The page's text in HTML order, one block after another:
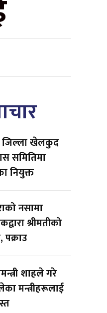
जिल्ला खेलकुद
समितिमा
नियुक्त
नसामा
श्रीमतीको
पक्राउ
शाहले गरे
मन्त्रीहरूलाई